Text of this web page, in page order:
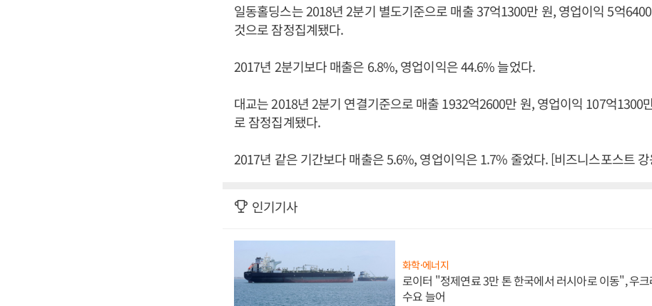
일동홀딩스는 2018년 2분기 별도기준으로 매출 37억1300만 원, 영업이익 5억
것으로 잠정집계됐다.
2017년 2분기보다 매출은 6.8%, 영업이익은 44.6% 늘었다.
대교는 2018년 2분기 연결기준으로 매출 1932억2600만 원, 영업이익 107억1300
로 잠정집계됐다.
2017년 같은 기간보다 매출은 5.6%, 영업이익은 1.7% 줄었다. [비즈니스포스트
인기기사
화학·에너지
로이터 "정제연료 3만 톤 한국에서 러시아로 이동", 우
수요 늘어